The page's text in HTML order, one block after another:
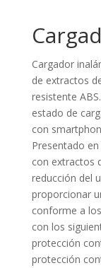
Cargador
de extractos
resistente
estado de
con
Presentado
con extractos
reducción del
proporcionar
conforme a
con los
protección
protección